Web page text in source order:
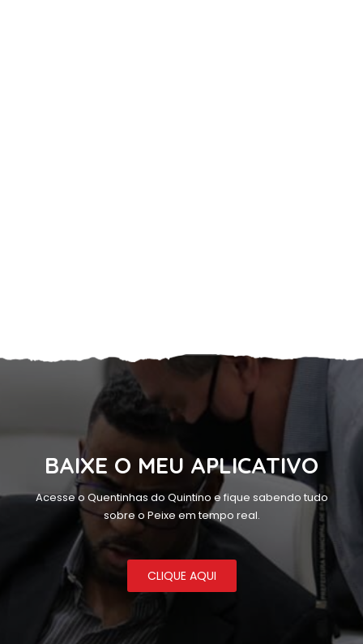
BAIXE O MEU APLICATIVO
Acesse o Quentinhas do Quintino e fique sabendo tudo
sobre o Peixe em tempo real.
CLIQUE AQUI